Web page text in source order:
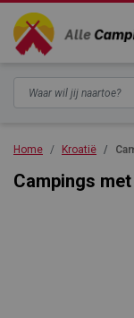
Home Kroatië
Campings